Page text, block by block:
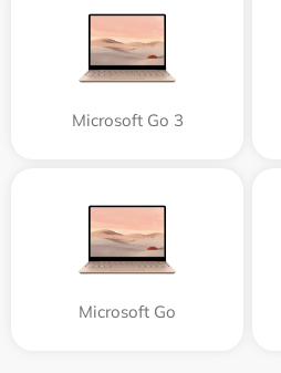
Microsoft Go 3
Microsoft Go